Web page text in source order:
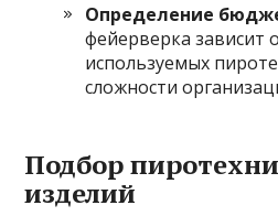
Определение
фейерверка зависит
используемых
сложности
Подбор
изделий